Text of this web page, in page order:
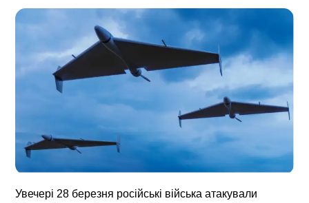
Увечері 28 березня російські війська атакували